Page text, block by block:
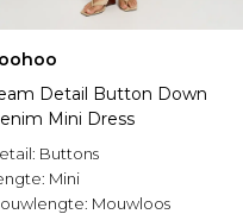
Detail Button Down
Mini Dress
Buttons
Mini
Mouwloos